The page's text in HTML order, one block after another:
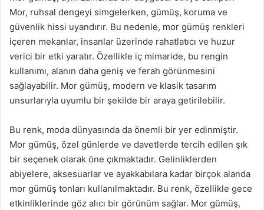
Mor, ruhsal dengeyi simgelerken, gümüş, koruma ve
güvenlik hissi uyandırır. Bu nedenle, mor gümüş renkleri
içeren mekanlar, insanlar üzerinde rahatlatıcı ve huzur
verici bir etki yaratır. Özellikle iç mimaride, bu rengin
kullanımı, alanın daha geniş ve ferah görünmesini
sağlayabilir. Mor gümüş, modern ve klasik tasarım
unsurlarıyla uyumlu bir şekilde bir araya getirilebilir.
Bu renk, moda dünyasında da önemli bir yer edinmiştir.
Mor gümüş, özel günlerde ve davetlerde tercih edilen şık
bir seçenek olarak öne çıkmaktadır. Gelinliklerden
abiyelere, aksesuarlar ve ayakkabılara kadar birçok alanda
mor gümüş tonları kullanılmaktadır. Bu renk, özellikle gece
etkinliklerinde göz alıcı bir görünüm sağlar. Mor gümüş,